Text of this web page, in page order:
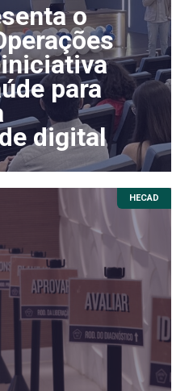
o
para
digital
HECAD